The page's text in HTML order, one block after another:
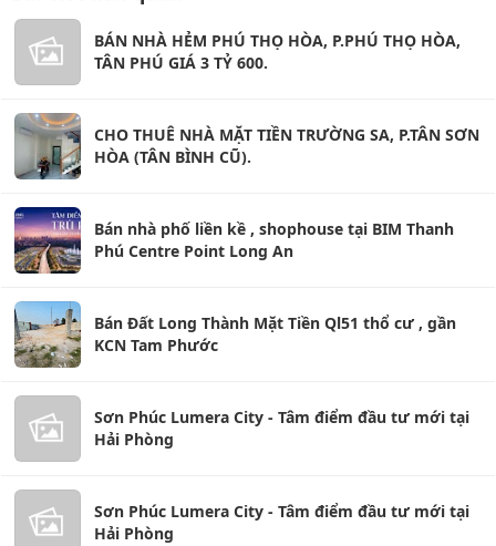
BÁN NHÀ HẺM PHÚ THỌ HÒA, P.PHÚ THỌ HÒA,
TÂN PHÚ GIÁ 3 TỶ 600.
CHO THUÊ NHÀ MẶT TIỀN TRƯỜNG SA, P.TÂN SƠN
HÒA (TÂN BÌNH CŨ).
Bán nhà phố liền kề , shophouse tại BIM Thanh
Phú Centre Point Long An
Bán Đất Long Thành Mặt Tiền Ql51 thổ cư , gần
KCN Tam Phước
Sơn Phúc Lumera City - Tâm điểm đầu tư mới tại
Hải Phòng
Sơn Phúc Lumera City - Tâm điểm đầu tư mới tại
Hải Phòng